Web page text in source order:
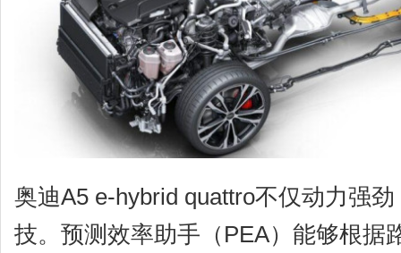
奥迪A5 e-hybrid quattro不仅动力强
技。预测效率助手（PEA）能够根据